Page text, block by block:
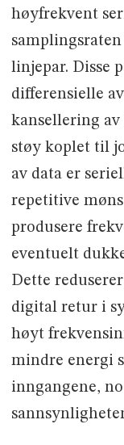
høyfrekvent
linjepar. Disse
differensielle
kansellering
støy koplet til
av data er
repetitive
produsere
eventuelt
Dette
digital retur i
høyt
mindre energi
inngangene,